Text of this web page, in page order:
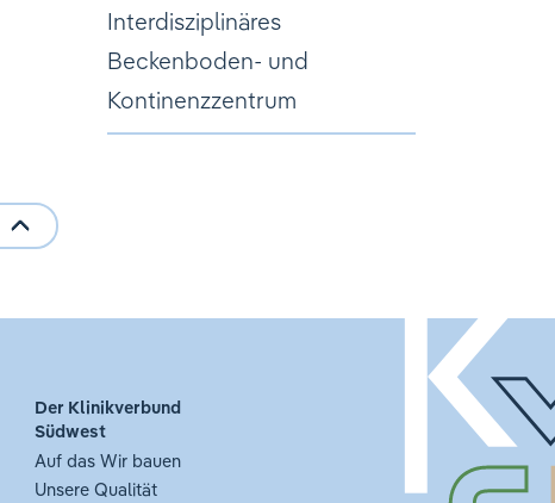
Interdisziplinäres
Beckenboden- und
Kontinenzzentrum
Der Klinikverbund
Südwest
Auf das Wir bauen
Unsere Qualität